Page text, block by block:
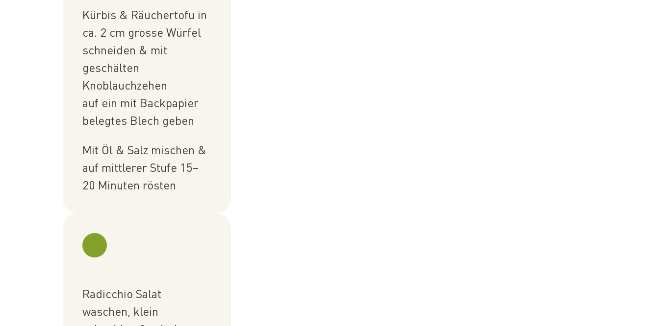
Kürbis & Räuchertofu in
ca. 2 cm grosse Würfel
schneiden & mit
geschälten
Knoblauchzehen
auf ein mit Backpapier
belegtes Blech geben
Mit Öl & Salz mischen &
auf mittlerer Stufe 15–
20 Minuten rösten
Radicchio Salat
waschen, klein